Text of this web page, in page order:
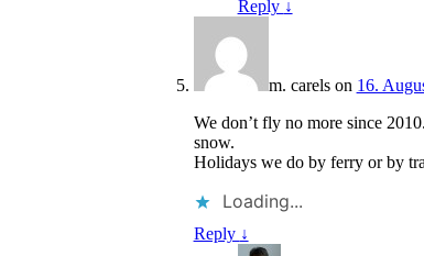
Reply ↓
m. carelson 16.
We don’t fly no more since
snow.
Holidays we do by ferry or by
Loading...
Reply ↓